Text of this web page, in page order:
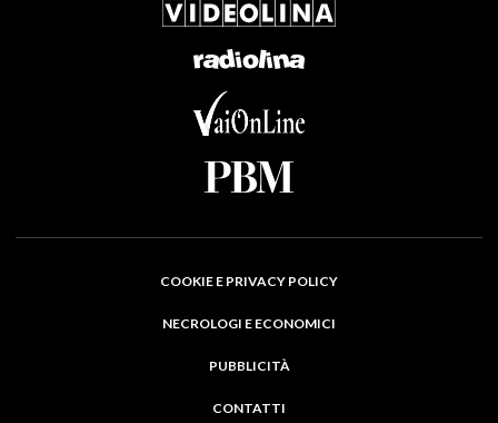
COOKIE E PRIVACY POLICY
NECROLOGI E ECONOMICI
PUBBLICITÀ
CONTATTI